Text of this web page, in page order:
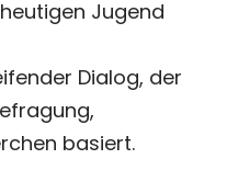
Jugend
Dialog, der
basiert.